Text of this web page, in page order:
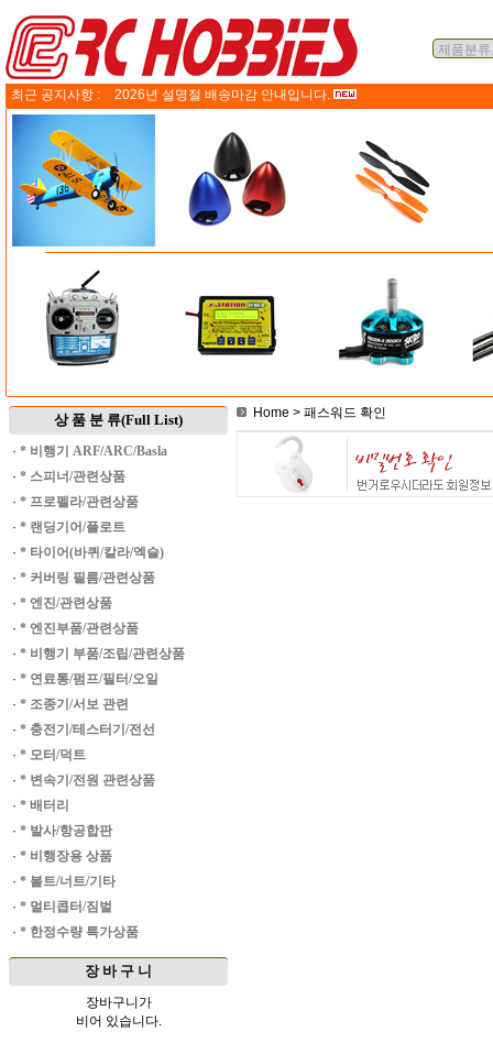
최근 공지사항 : 2026년 설명절 배송마감 안내입니다.
상 품 분 류(Full List)
· * 비행기 ARF/ARC/Basla
· * 스피너/관련상품
· * 프로펠라/관련상품
· * 랜딩기어/플로트
· * 타이어(바퀴/칼라/엑슬)
· * 커버링 필름/관련상품
· * 엔진/관련상품
· * 엔진부품/관련상품
· * 비행기 부품/조립/관련상품
· * 연료통/펌프/필터/오일
· * 조종기/서보 관련
· * 충전기/테스터기/전선
· * 모터/덕트
· * 변속기/전원 관련상품
· * 배터리
· * 발사/항공합판
· * 비행장용 상품
· * 볼트/너트/기타
· * 멀티콥터/짐벌
· * 한정수량 특가상품
장 바 구 니
장바구니가
비어 있습니다.
Home > 패스워드 확인